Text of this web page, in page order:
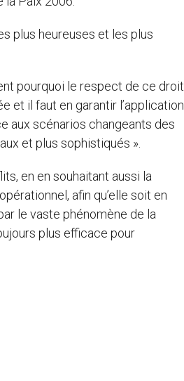
plus heureuses et les plus
pourquoi le respect de ce droit
et il faut en garantir l’application
aux scénarios changeants des
et plus sophistiqués ».
en en souhaitant aussi la
afin qu’elle soit en
le vaste phénomène de la
plus efficace pour